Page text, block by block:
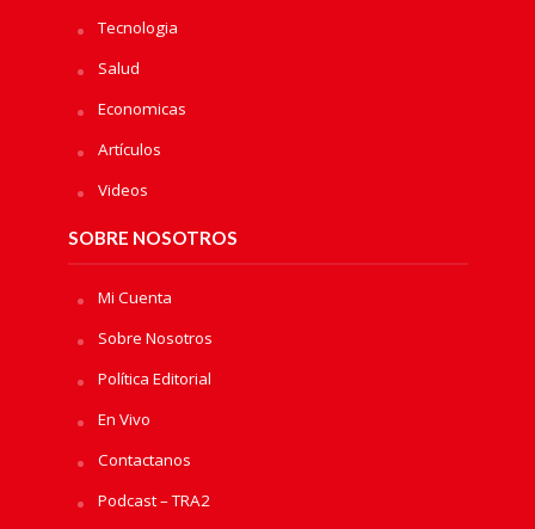
Tecnologia
Salud
Economicas
Artículos
Videos
SOBRE NOSOTROS
Mi Cuenta
Sobre Nosotros
Política Editorial
En Vivo
Contactanos
Podcast – TRA2